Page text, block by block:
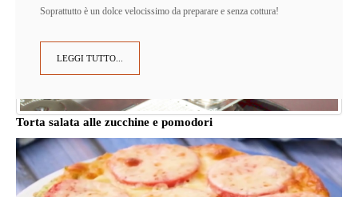
Soprattutto è un dolce velocissimo da preparare e senza cottura!
LEGGI TUTTO...
Torta salata alle zucchine e pomodori